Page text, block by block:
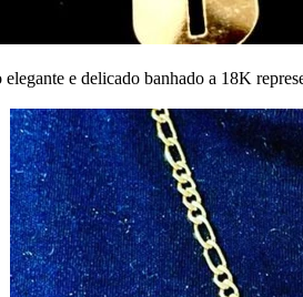
e delicado banhado a 18K